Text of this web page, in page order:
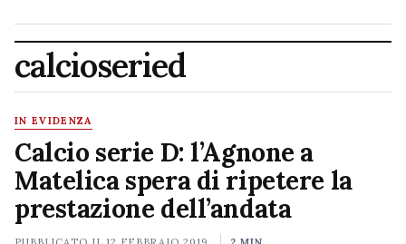
calcioseried
IN EVIDENZA
Calcio serie D: l’Agnone a
Matelica spera di ripetere la
prestazione dell’andata